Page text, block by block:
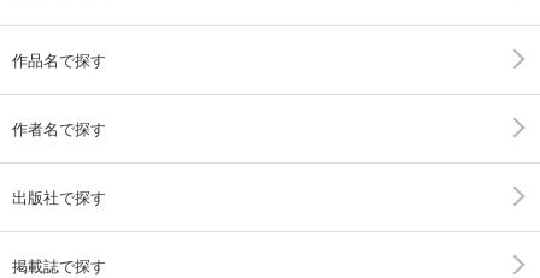
作品名で探す
作者名で探す
出版社で探す
掲載誌で探す